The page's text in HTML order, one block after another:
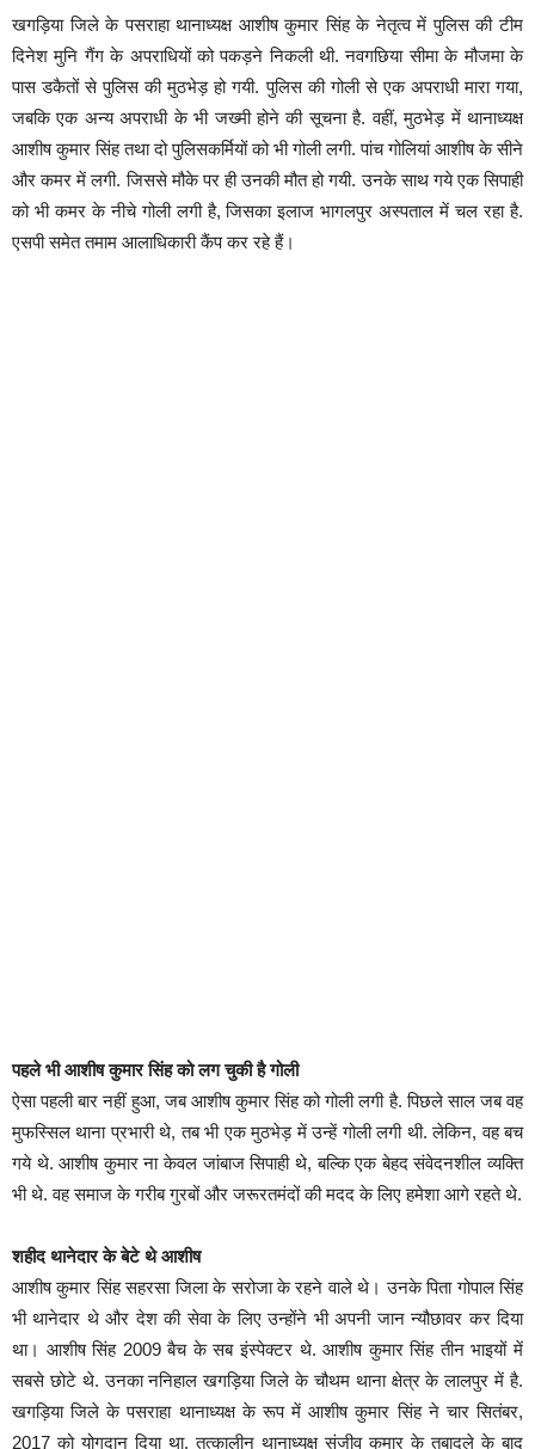
खगड़िया जिले के पसराहा थानाध्यक्ष आशीष कुमार सिंह के नेतृत्व में पुलिस की टीम
दिनेश मुनि गैंग के अपराधियों को पकड़ने निकली थी. नवगछिया सीमा के मौजमा के
पास डकैतों से पुलिस की मुठभेड़ हो गयी. पुलिस की गोली से एक अपराधी मारा गया,
जबकि एक अन्य अपराधी के भी जख्मी होने की सूचना है. वहीं, मुठभेड़ में थानाध्यक्ष
आशीष कुमार सिंह तथा दो पुलिसकर्मियों को भी गोली लगी. पांच गोलियां आशीष के सीने
और कमर में लगी. जिससे मौके पर ही उनकी मौत हो गयी. उनके साथ गये एक सिपाही
को भी कमर के नीचे गोली लगी है, जिसका इलाज भागलपुर अस्पताल में चल रहा है.
एसपी समेत तमाम आलाधिकारी कैंप कर रहे हैं।
पहले भी आशीष कुमार सिंह को लग चुकी है गोली
ऐसा पहली बार नहीं हुआ, जब आशीष कुमार सिंह को गोली लगी है. पिछले साल जब वह
मुफस्सिल थाना प्रभारी थे, तब भी एक मुठभेड़ में उन्हें गोली लगी थी. लेकिन, वह बच
गये थे. आशीष कुमार ना केवल जांबाज सिपाही थे, बल्कि एक बेहद संवेदनशील व्यक्ति
भी थे. वह समाज के गरीब गुरबों और जरूरतमंदों की मदद के लिए हमेशा आगे रहते थे.
शहीद थानेदार के बेटे थे आशीष
आशीष कुमार सिंह सहरसा जिला के सरोजा के रहने वाले थे। उनके पिता गोपाल सिंह
भी थानेदार थे और देश की सेवा के लिए उन्होंने भी अपनी जान न्यौछावर कर दिया
था। आशीष सिंह 2009 बैच के सब इंस्पेक्टर थे. आशीष कुमार सिंह तीन भाइयों में
सबसे छोटे थे. उनका ननिहाल खगड़िया जिले के चौथम थाना क्षेत्र के लालपुर में है.
खगड़िया जिले के पसराहा थानाध्यक्ष के रूप में आशीष कुमार सिंह ने चार सितंबर,
2017 को योगदान दिया था. तत्कालीन थानाध्यक्ष संजीव कुमार के तबादले के बाद